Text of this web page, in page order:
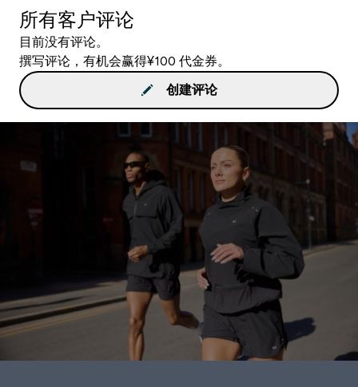
所有客户评论
目前没有评论。
撰写评论，有机会赢得¥100 代金券。
创建评论